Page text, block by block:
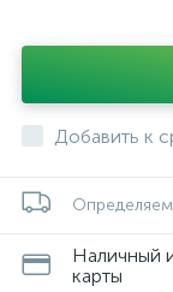
Добавить к
Наличный
карты